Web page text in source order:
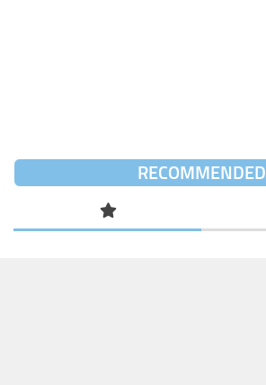
RECOMMENDED